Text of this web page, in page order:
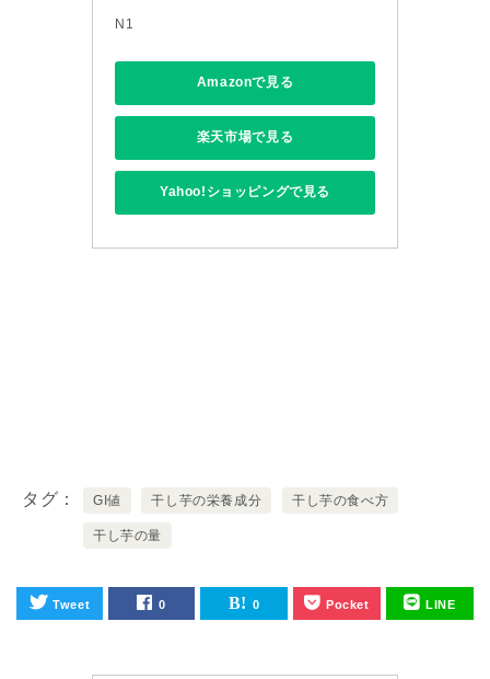
N1
Amazonで見る
楽天市場で見る
Yahoo!ショッピングで見る
タグ GI値 干し芋の栄養成分 干し芋の食べ方
干し芋の量
Tweet 0 0 Pocket LINE